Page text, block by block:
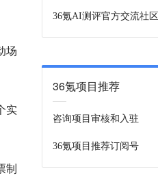
场
实
制
36氪AI测评官方交流社区
36氪项目推荐
咨询项目审核和入驻
36氪项目推荐订阅号